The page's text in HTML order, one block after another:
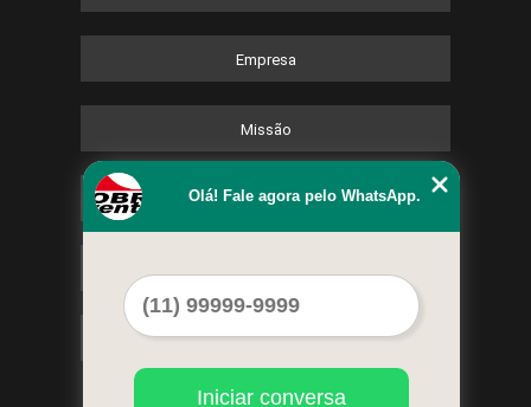
Empresa
Missão
Serviços
Mapa do site
Olá! Fale agora pelo WhatsApp.
Iniciar conversa